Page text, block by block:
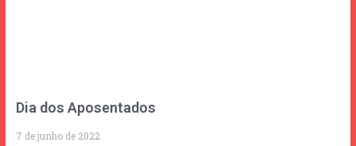
Dia dos Aposentados
7 de junho de 2022